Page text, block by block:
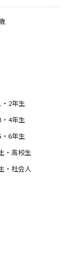
2年生
4年生
6年生
・高校生
・社会人